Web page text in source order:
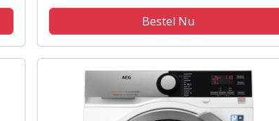
Bestel Nu